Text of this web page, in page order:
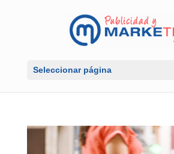
Seleccionar página